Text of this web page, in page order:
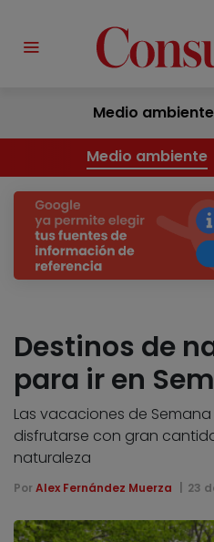
Medio
Medio ambiente
Destinos de
para ir en
Las vacaciones de
disfrutarse con gran
naturaleza
Por Alex Fernández Muerza 23